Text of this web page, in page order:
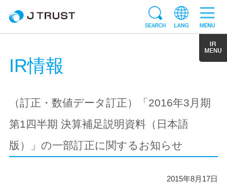
IR情報
（訂正・数値データ訂正）「2016年3月期
第1四半期 決算補足説明資料（日本語
版）」の一部訂正に関するお知らせ
2015年8月17日